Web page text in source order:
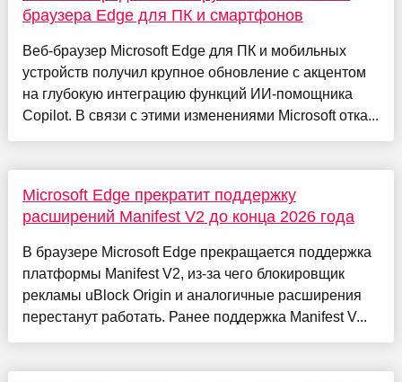
браузера Edge для ПК и смартфонов
Веб-браузер Microsoft Edge для ПК и мобильных
устройств получил крупное обновление с акцентом
на глубокую интеграцию функций ИИ-помощника
Copilot. В связи с этими изменениями Microsoft отка...
Microsoft Edge прекратит поддержку
расширений Manifest V2 до конца 2026 года
В браузере Microsoft Edge прекращается поддержка
платформы Manifest V2, из-за чего блокировщик
рекламы uBlock Origin и аналогичные расширения
перестанут работать. Ранее поддержка Manifest V...